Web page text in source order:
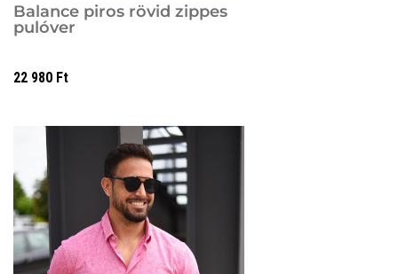
Balance piros rövid zippes
pulóver
22 980 Ft